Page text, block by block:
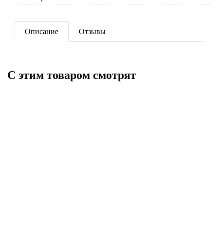
Описание Отзывы
C этим товаром смотрят